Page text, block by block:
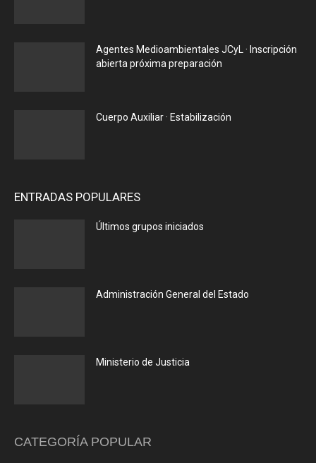
Agentes Medioambientales JCyL · Inscripción
abierta próxima preparación
Cuerpo Auxiliar · Estabilización
ENTRADAS POPULARES
Últimos grupos iniciados
Administración General del Estado
Ministerio de Justicia
CATEGORÍA POPULAR